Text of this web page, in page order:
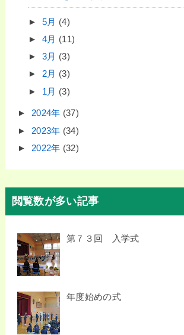
► 5月 (4)
► 4月 (11)
► 3月 (3)
► 2月 (3)
► 1月 (3)
► 2024年 (37)
► 2023年 (34)
► 2022年 (32)
閲覧数が多い記事
第７３回 入学式
年度始めの式